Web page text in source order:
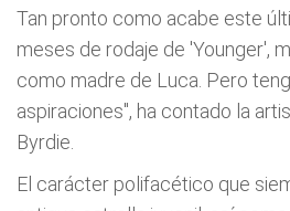
Tan pronto como acabe este
meses de rodaje de 'Younger',
como madre de Luca. Pero
aspiraciones", ha contado la
Byrdie.
El carácter polifacético que